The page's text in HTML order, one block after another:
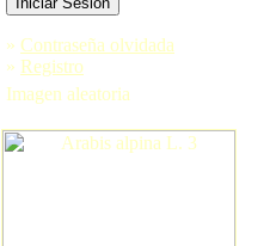
» Contraseña olvidada
» Registro
Imagen aleatoria